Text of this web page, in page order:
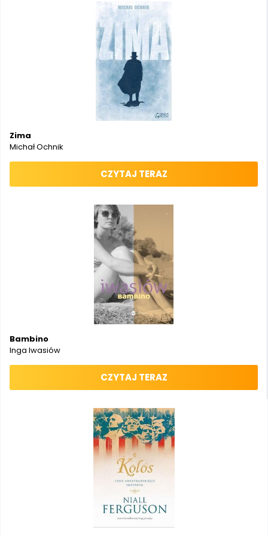
Zima
Michał Ochnik
CZYTAJ TERAZ
Bambino
Inga Iwasiów
CZYTAJ TERAZ